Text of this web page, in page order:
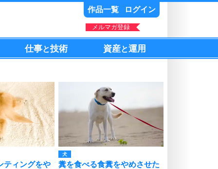
作品一覧 ログイン
メルマガ登録
仕事と技術 資産と運用
ティングをや
犬
糞を食べる食糞をやめさせた